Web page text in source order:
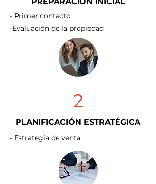
- Primer contacto
-Evaluación de la propiedad
2
PLANIFICACIÓN ESTRATÉGICA
- Estrategia de venta